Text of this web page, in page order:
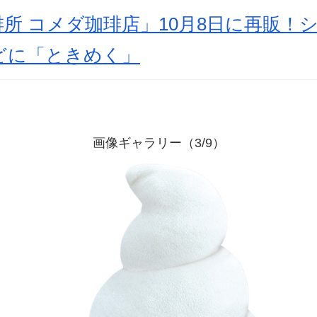
コメダ珈琲店」10月8日に再販！
「ときめく」
画像ギャラリー（3/9）